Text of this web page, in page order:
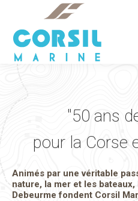
"50 ans
pour la Corse
Animés par une véritable
nature, la mer et les
Debeurme fondent Corsil